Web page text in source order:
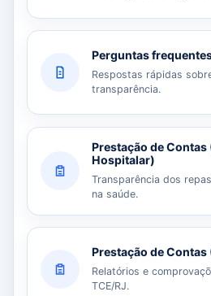
Perguntas
Respostas rápidas
transparência.
Prestação de
Hospitalar)
Transparência dos
na saúde.
Prestação de Contas
Relatórios e
TCE/RJ.